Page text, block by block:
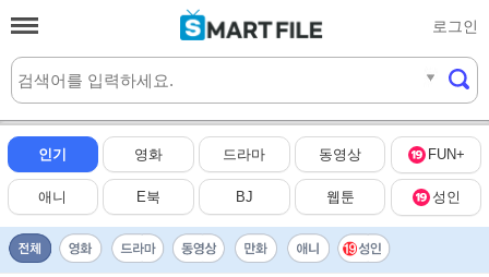
로그인
실시간HOT
인기 영화 드라마 동영상 FUN+
애니 E북 BJ 웹툰 성인